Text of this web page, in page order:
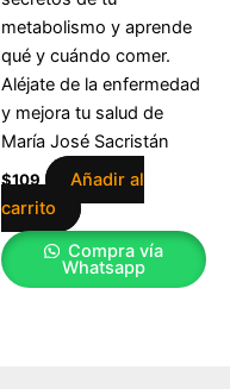
metabolismo y aprende
qué y cuándo comer.
Aléjate de la enfermedad
y mejora tu salud de
María José Sacristán
$109
Añadir al
carrito
Compra vía
Whatsapp